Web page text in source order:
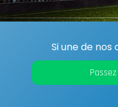
Si une de nos